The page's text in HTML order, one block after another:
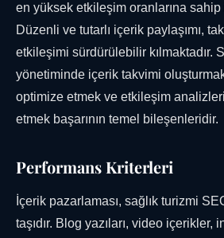
en yüksek etkileşim oranlarına
Düzenli ve tutarlı içerik paylaşımı,
etkileşimi sürdürülebilir kılmaktadır.
yönetiminde içerik takvimi
optimize etmek ve etkileşim
etmek başarının temel bileşenleridir.
Performans Kriterleri
İçerik pazarlaması, sağlık turizmi
taşıdır. Blog yazıları, video içerikler,